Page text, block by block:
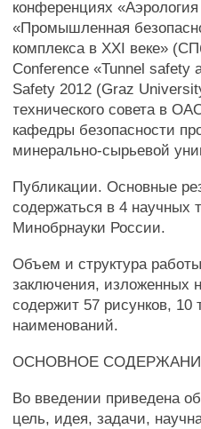
конференциях
«Промышленная
комплекса в XXI веке»
Conference «Tunnel safety
Safety 2012 (Graz
технического совета в
кафедры безопасности
минерально-сырьевой
Публикации. Основные
содержаться в 4 научных
Минобрнауки России.
Объем и структура
заключения, изложенных
содержит 57 рисунков, 10
наименований.
ОСНОВНОЕ
Во введении приведена
цель, идея, задачи,